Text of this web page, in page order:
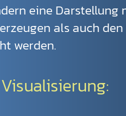
eine Darstellung
als auch
werden.